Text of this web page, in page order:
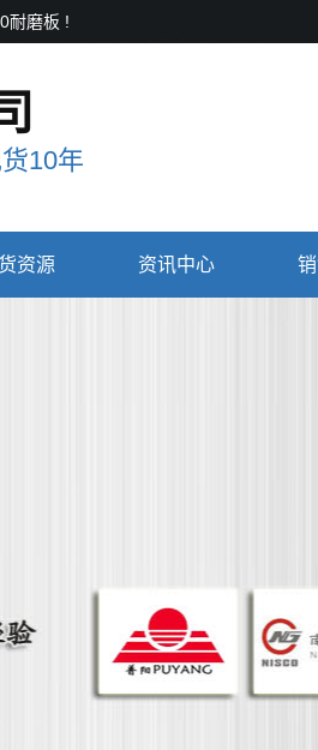
耐磨板 !
10年
资源 资讯中心